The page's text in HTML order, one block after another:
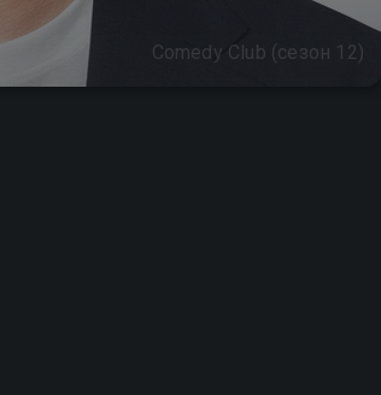
Comedy Club (сезон 12)